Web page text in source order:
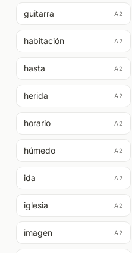
guitarra A2
habitación A2
hasta A2
herida A2
horario A2
húmedo A2
ida A2
iglesia A2
imagen A2